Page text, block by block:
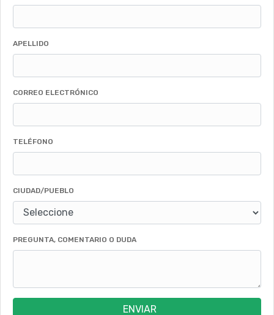
APELLIDO
CORREO ELECTRÓNICO
TELÉFONO
CIUDAD/PUEBLO
PREGUNTA, COMENTARIO O DUDA
ENVIAR